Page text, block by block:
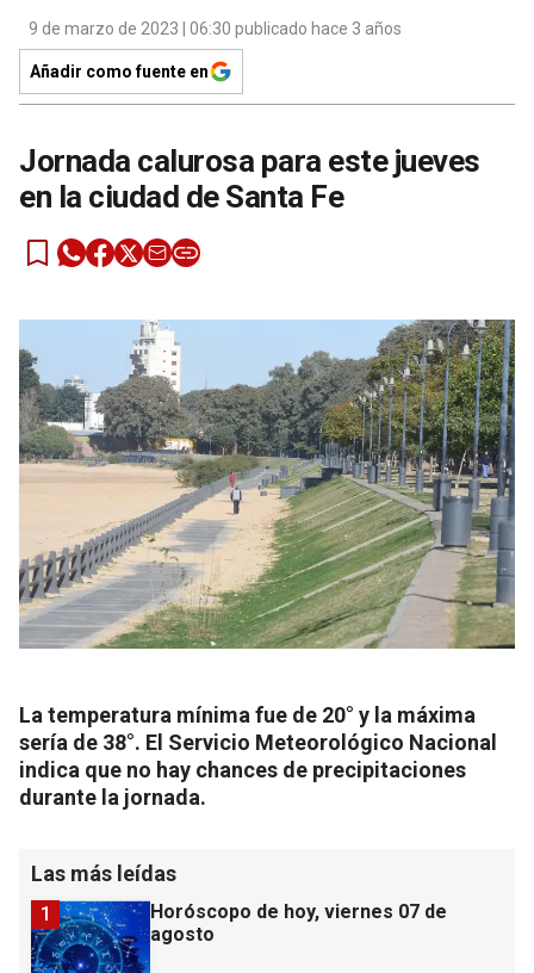
9 de marzo de 2023 | 06:30 publicado hace 3 años
Añadir como fuente en
Jornada calurosa para este jueves
en la ciudad de Santa Fe
La temperatura mínima fue de 20° y la máxima
sería de 38°. El Servicio Meteorológico Nacional
indica que no hay chances de precipitaciones
durante la jornada.
Las más leídas
Horóscopo de hoy, viernes 07 de
agosto
1